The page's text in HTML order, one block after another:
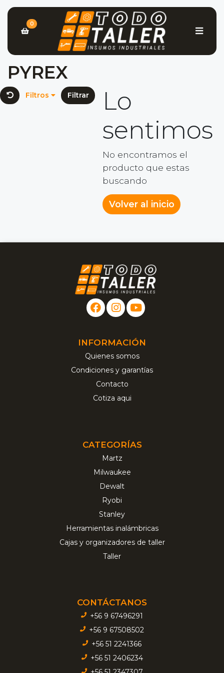
0
PYREX
Filtros Filtrar
Lo
sentimos
No encontramos el
producto que estas
buscando
Volver al inicio
INFORMACIÓN
Quienes somos
Condiciones y garantías
Contacto
Cotiza aqui
CATEGORÍAS
Martz
Milwaukee
Dewalt
Ryobi
Stanley
Herramientas inalámbricas
Cajas y organizadores de taller
Taller
CONTÁCTANOS
+56 9 67496291
+56 9 67508502
+56 51 2241366
+56 51 2406234